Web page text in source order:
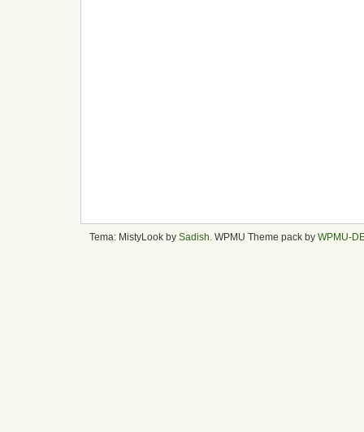
Tema: MistyLook by Sadish . WPMU Theme pack by WPMU-